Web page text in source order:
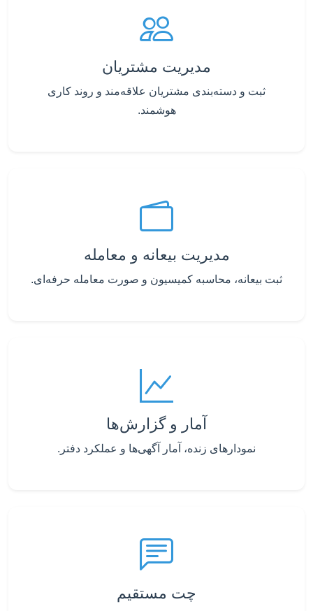
مدیریت مشتریان
ثبت و دسته‌بندی مشتریان علاقه‌مند و روند کاری
هوشمند.
مدیریت بیعانه و معامله
ثبت بیعانه، محاسبه کمیسیون و صورت معامله حرفه‌ای.
آمار و گزارش‌ها
نمودارهای زنده، آمار آگهی‌ها و عملکرد دفتر.
چت مستقیم